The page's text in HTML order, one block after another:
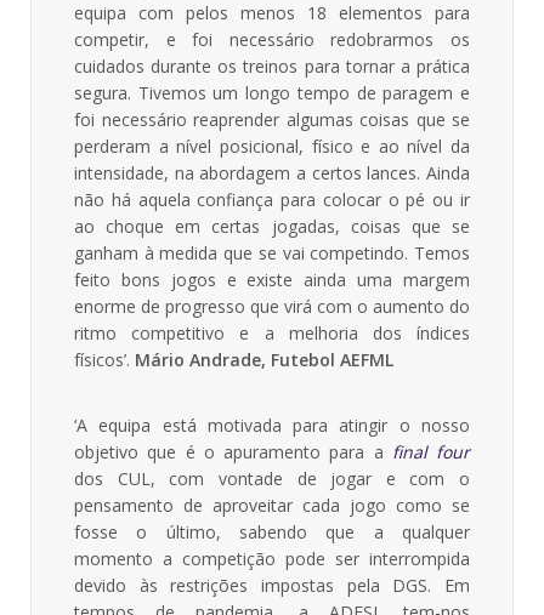
equipa com pelos menos 18 elementos para
competir, e foi necessário redobrarmos os
cuidados durante os treinos para tornar a prática
segura. Tivemos um longo tempo de paragem e
foi necessário reaprender algumas coisas que se
perderam a nível posicional, físico e ao nível da
intensidade, na abordagem a certos lances. Ainda
não há aquela confiança para colocar o pé ou ir
ao choque em certas jogadas, coisas que se
ganham à medida que se vai competindo. Temos
feito bons jogos e existe ainda uma margem
enorme de progresso que virá com o aumento do
ritmo competitivo e a melhoria dos índices
físicos’. Mário Andrade, Futebol AEFML
‘A equipa está motivada para atingir o nosso
objetivo que é o apuramento para a final four
dos CUL, com vontade de jogar e com o
pensamento de aproveitar cada jogo como se
fosse o último, sabendo que a qualquer
momento a competição pode ser interrompida
devido às restrições impostas pela DGS. Em